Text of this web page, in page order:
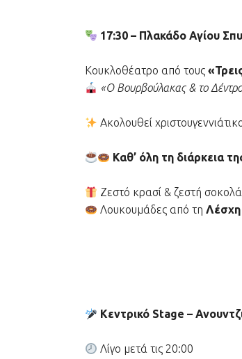
17:30 – Πλακάδο Αγίου
Κουκλοθέατρο από τους
«Ο Βουρβούλακας & το
Ακολουθεί
Καθ’ όλη τη διάρκεια
Ζεστό κρασί & ζεστή
Λουκουμάδες από τηΛέσχη
Κεντρικό Stage –
Λίγο μετά τις 20:00